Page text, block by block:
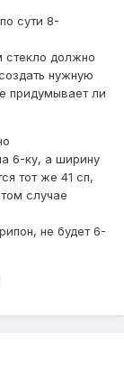
сути 8-
должно
нужную
придумывает ли
6-ку, а ширину
тот же 41 сп,
случае
не будет 6-